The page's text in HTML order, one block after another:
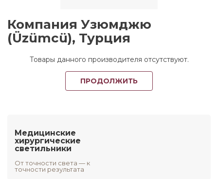
Компания Узюмджю
(Üzümcü), Турция
Товары данного производителя отсутствуют.
ПРОДОЛЖИТЬ
Медицинские
хирургические
светильники
От точности света — к
точности результата